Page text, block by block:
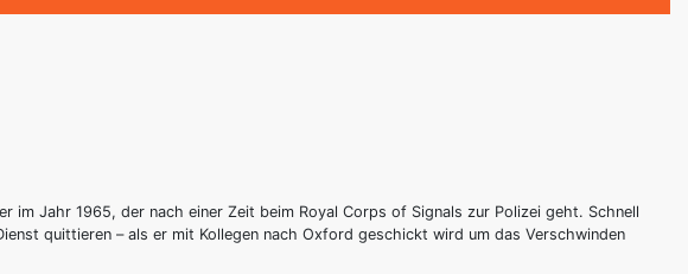
Jahr 1965, der nach einer Zeit beim Royal Corps of Signals zur Polizei geht. Schnell
quittieren – als er mit Kollegen nach Oxford geschickt wird um das Verschwinden